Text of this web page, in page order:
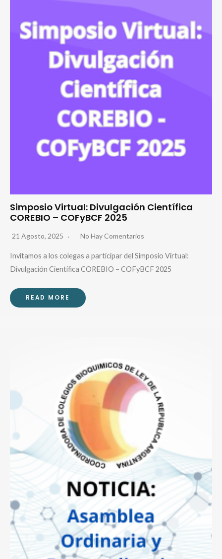
Simposio Virtual: Divulgación Científica
COREBIO – COFyBCF 2025
21 Agosto, 2025 No Hay Comentarios
Invitamos a los colegas a participar del Simposio Virtual:
Divulgación Científica COREBIO – COFyBCF 2025
READ MORE